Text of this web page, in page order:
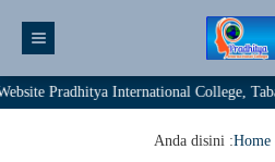
International College, Tabanan,
Anda disini :Home